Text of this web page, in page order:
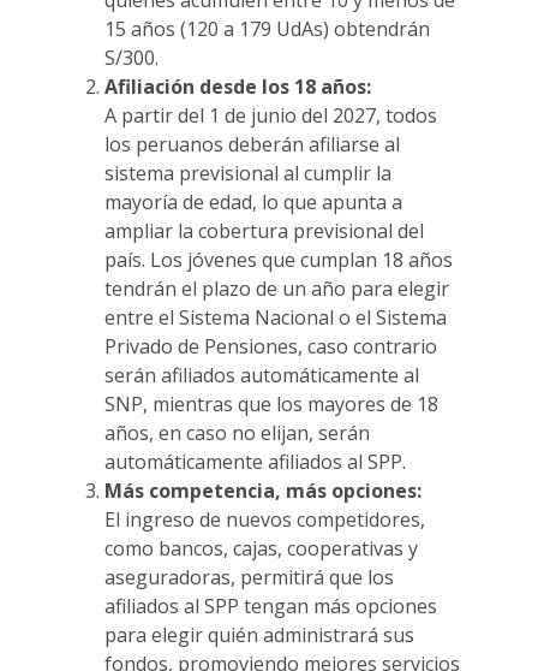
15 años (120 a 179 UdAs) obtendrán
S/300.
Afiliación desde los 18 años:
A partir del 1 de junio del 2027, todos
los peruanos deberán afiliarse al
sistema previsional al cumplir la
mayoría de edad, lo que apunta a
ampliar la cobertura previsional del
país. Los jóvenes que cumplan 18 años
tendrán el plazo de un año para elegir
entre el Sistema Nacional o el Sistema
Privado de Pensiones, caso contrario
serán afiliados automáticamente al
SNP, mientras que los mayores de 18
años, en caso no elijan, serán
automáticamente afiliados al SPP.
Más competencia, más opciones:
El ingreso de nuevos competidores,
como bancos, cajas, cooperativas y
aseguradoras, permitirá que los
afiliados al SPP tengan más opciones
para elegir quién administrará sus
fondos, promoviendo mejores servicios